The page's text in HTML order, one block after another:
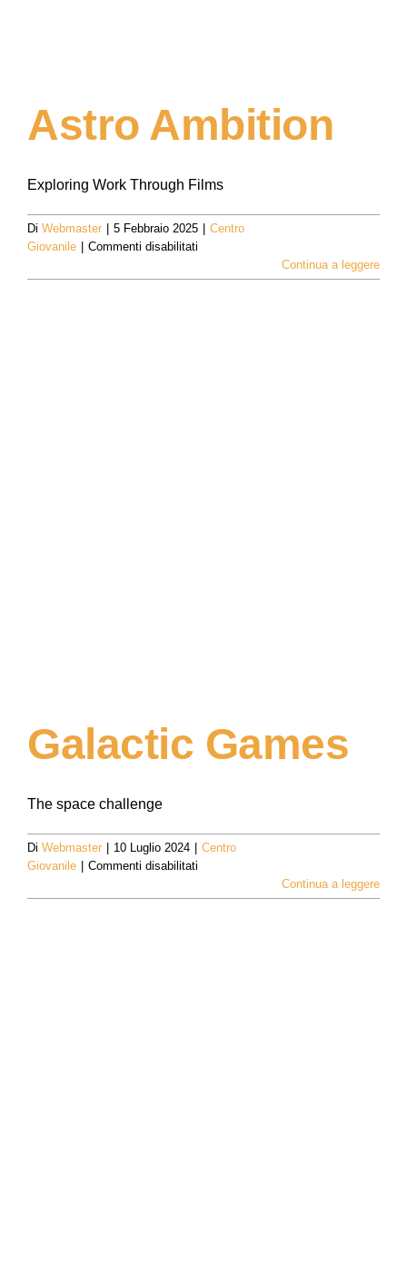
Astro Ambition
Exploring Work Through Films
Di Webmaster 5 Febbraio 2025
Centro
Giovanile
Commenti disabilitati
Ambition
Continua a leggere
Galactic Games
The space challenge
Di Webmaster 10 Luglio 2024
Centro
Giovanile
Commenti disabilitati
Games
Continua a leggere